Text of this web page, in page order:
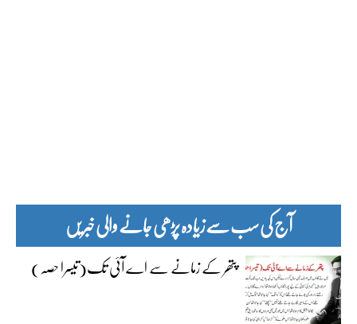
آج کی سب سے زیادہ پڑھی جانے والی خبریں
پتھر کے زمانے سے اے آئی تک(تیسرا حصہ)